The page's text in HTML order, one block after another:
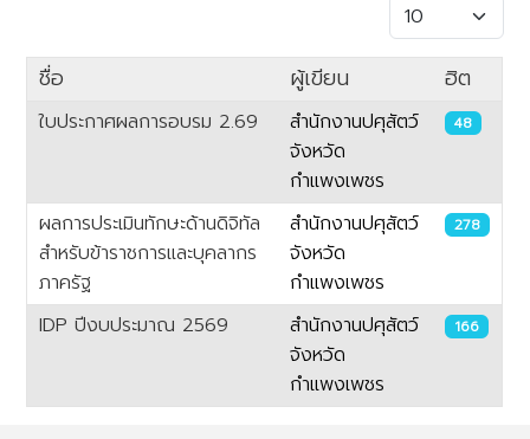
แสดง #
ชื่อ ผู้เขียน ฮิต
ใบประกาศผลการอบรม 2.69
สำนักงานปศุสัตว์
จังหวัด
กำแพงเพชร
48
ผลการประเมินทักษะด้านดิจิทัล
สำหรับข้าราชการและบุคลากร
ภาครัฐ
สำนักงานปศุสัตว์
จังหวัด
กำแพงเพชร
278
IDP ปีงบประมาณ 2569
สำนักงานปศุสัตว์
จังหวัด
กำแพงเพชร
166